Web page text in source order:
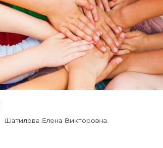
Шатилова Елена Викторовна